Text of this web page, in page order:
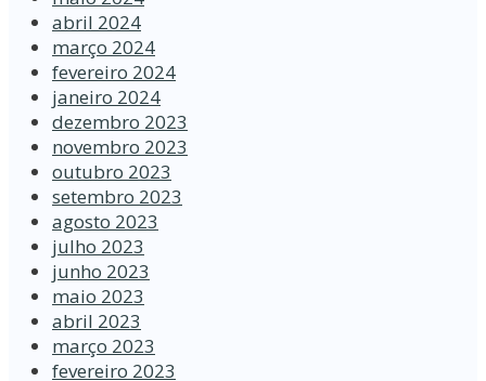
abril 2024
março 2024
fevereiro 2024
janeiro 2024
dezembro 2023
novembro 2023
outubro 2023
setembro 2023
agosto 2023
julho 2023
junho 2023
maio 2023
abril 2023
março 2023
fevereiro 2023